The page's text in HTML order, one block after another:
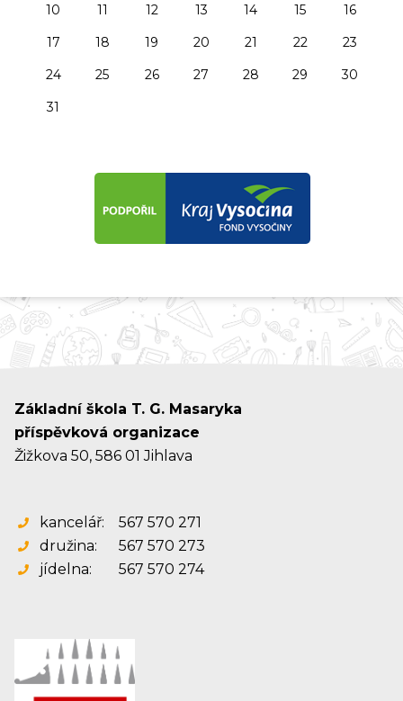
10
11 12 13 14 15
16
17
18 19 20 21 22
23
24
25 26 27 28 29
30
31
Základní škola T. G. Masaryka
příspěvková organizace
Žižkova 50, 586 01 Jihlava
kancelář:
567 570 271
družina:
567 570 273
jídelna:
567 570 274